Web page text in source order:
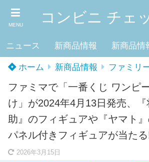
MENU コンビニ チェ
ニュース 新商品情報 新商品情
ホーム 新商品情報 ファミリ
ファミマで「一番くじ ワンピ
け」が2024年4月13日発売、
助』のフィギュアや『ヤマト
パネル付きフィギュアが当た
2026年3月15日